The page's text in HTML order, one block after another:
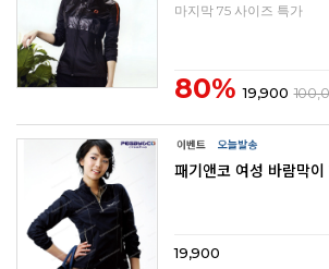
마지막 75 사이즈 특가
80% 19,900
패기앤코 여성 바람막
19,900